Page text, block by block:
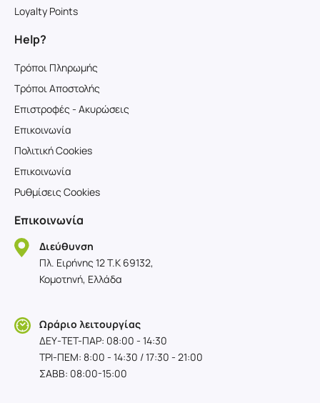
Loyalty Points
Help?
Τρόποι Πληρωμής
Τρόποι Αποστολής
Επιστροφές - Ακυρώσεις
Επικοινωνία
Πολιτική Cookies
Επικοινωνία
Ρυθμίσεις Cookies
Επικοινωνία
Διεύθυνση
Πλ. Ειρήνης 12 T.K 69132,
Κομοτηνή, Ελλάδα
Ωράριο λειτουργίας
ΔΕΥ-TET-ΠΑΡ: 08:00 - 14:30
ΤΡΙ-ΠΕΜ: 8:00 - 14:30 / 17:30 - 21:00
ΣΑΒΒ: 08:00-15:00